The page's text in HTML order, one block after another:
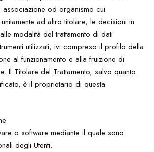
associazione od organismo cui
ad altro titolare, le decisioni in
modalità del trattamento di dati
utilizzati, ivi compreso il profilo della
al funzionamento e alla fruizione di
Il Titolare del Trattamento, salvo quanto
è il proprietario di questa
o software mediante il quale sono
degli Utenti.